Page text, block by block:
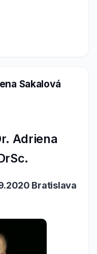
Sakalová
Adriena
Bratislava